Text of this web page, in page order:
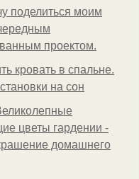
поделиться моим
проектом.
кровать в спальне.
на сон
цветы гардении -
домашнего